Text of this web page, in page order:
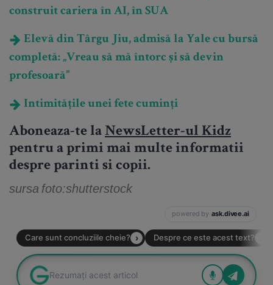
construit cariera în AI, în SUA
Elevă din Târgu Jiu, admisă la Yale cu bursă
completă: „Vreau să mă întorc și să devin
profesoară”
Intimitățile unei fete cuminți
Aboneaza-te la NewsLetter-ul Kidz
pentru a primi mai multe informatii
despre parinti si copii.
sursa foto:shutterstock